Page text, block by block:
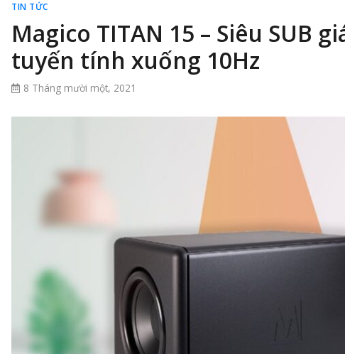
TIN TỨC
Magico TITAN 15 – Siêu SUB
tuyến tính xuống 10Hz
8 Tháng mười một, 2021